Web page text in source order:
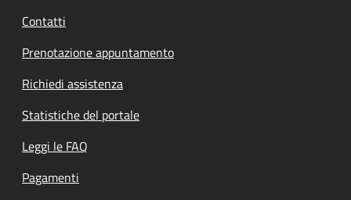
Contatti
Prenotazione appuntamento
Richiedi assistenza
Statistiche del portale
Leggi le FAQ
Pagamenti